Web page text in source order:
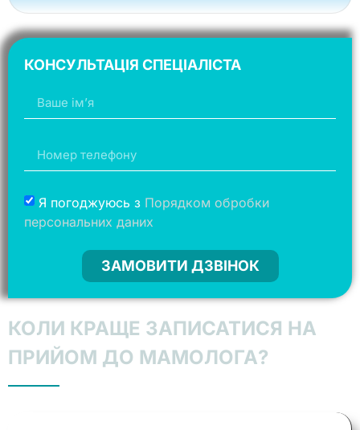
КОНСУЛЬТАЦІЯ СПЕЦІАЛІСТА
Я погоджуюсь з Порядком обробки
персональних даних
ЗАМОВИТИ ДЗВІНОК
КОЛИ КРАЩЕ ЗАПИСАТИСЯ НА
ПРИЙОМ ДО МАМОЛОГА?